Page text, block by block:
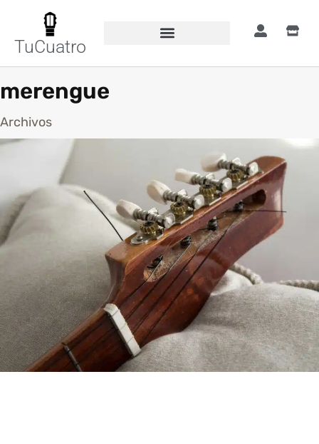
TuCuatro
merengue
Archivos